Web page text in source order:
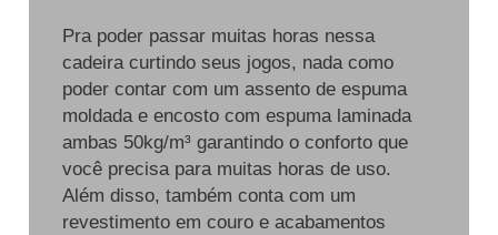
Pra poder passar muitas horas nessa
cadeira curtindo seus jogos, nada como
poder contar com um assento de espuma
moldada e encosto com espuma laminada
ambas 50kg/m³ garantindo o conforto que
você precisa para muitas horas de uso.
Além disso, também conta com um
revestimento em couro e acabamentos